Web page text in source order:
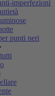
imperfezioni
punti neri